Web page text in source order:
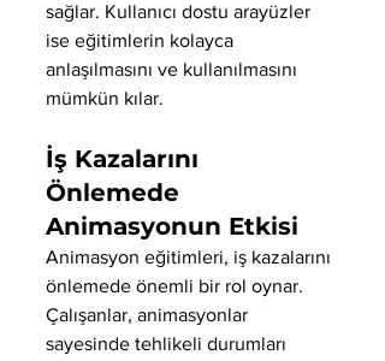
sağlar. Kullanıcı dostu arayüzler
ise eğitimlerin kolayca
anlaşılmasını ve kullanılmasını
mümkün kılar.
İş Kazalarını
Önlemede
Animasyonun Etkisi
Animasyon eğitimleri, iş kazalarını
önlemede önemli bir rol oynar.
Çalışanlar, animasyonlar
sayesinde tehlikeli durumları